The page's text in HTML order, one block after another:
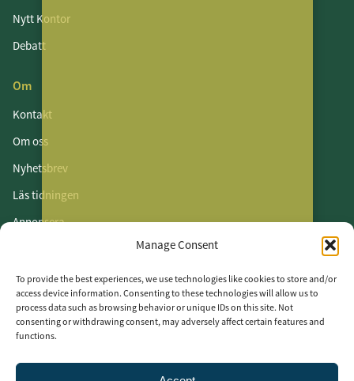
Manage Consent
To provide the best experiences, we use technologies like cookies to store and/or
access device information. Consenting to these technologies will allow us to
process data such as browsing behavior or unique IDs on this site. Not
consenting or withdrawing consent, may adversely affect certain features and
functions.
Nytt Kontor
Debatt
Om
Kontakt
Om oss
Nyhetsbrev
Läs tidningen
Annonsera
Vår integritetspolicy
Följ oss
LinkedIn
Facebook